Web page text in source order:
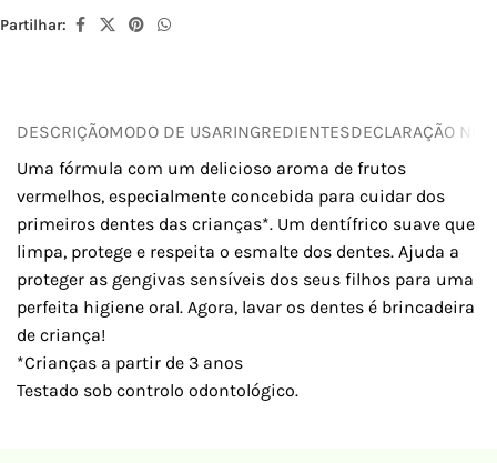
Partilhar:
DESCRIÇÃOMODO DE USARINGREDIENTESDECLARAÇÃO
Uma fórmula com um delicioso aroma de frutos
vermelhos, especialmente concebida para cuidar dos
primeiros dentes das crianças*. Um dentífrico suave que
limpa, protege e respeita o esmalte dos dentes. Ajuda a
proteger as gengivas sensíveis dos seus filhos para uma
perfeita higiene oral. Agora, lavar os dentes é brincadeira
de criança!
*Crianças a partir de 3 anos
Testado sob controlo odontológico.